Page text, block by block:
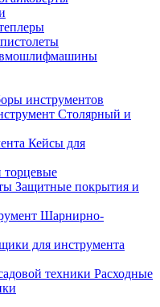
инструментов
Столярный и
Кейсы для
торцевые
Защитные покрытия и
Шарнирно-
для инструмента
Расходные